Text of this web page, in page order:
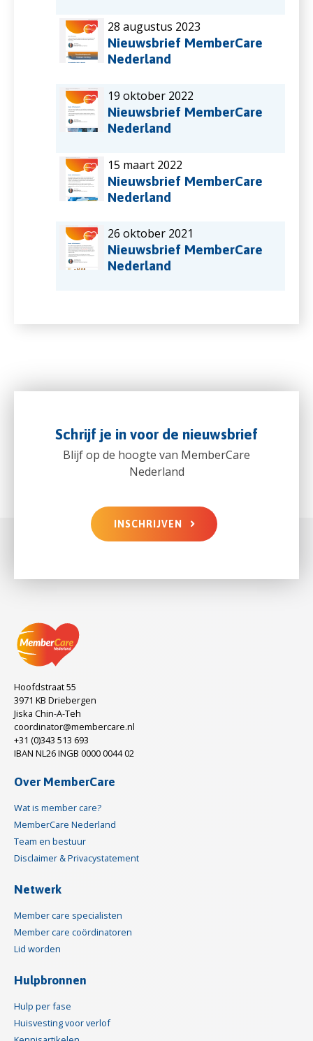
28 augustus 2023
Nieuwsbrief MemberCare
Nederland
19 oktober 2022
Nieuwsbrief MemberCare
Nederland
15 maart 2022
Nieuwsbrief MemberCare
Nederland
26 oktober 2021
Nieuwsbrief MemberCare
Nederland
Schrijf je in voor de nieuwsbrief
Blijf op de hoogte van MemberCare
Nederland
INSCHRIJVEN
Hoofdstraat 55
3971 KB Driebergen
Jiska Chin-A-Teh
coordinator@membercare.nl
+31 (0)343 513 693
IBAN NL26 INGB 0000 0044 02
Over MemberCare
Wat is member care?
MemberCare Nederland
Team en bestuur
Disclaimer & Privacystatement
Netwerk
Member care specialisten
Member care coördinatoren
Lid worden
Hulpbronnen
Hulp per fase
Huisvesting voor verlof